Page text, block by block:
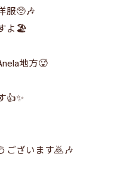
服🥺🎶
よ🏖️
地方🥵
👍✨
ございます🙇🎶